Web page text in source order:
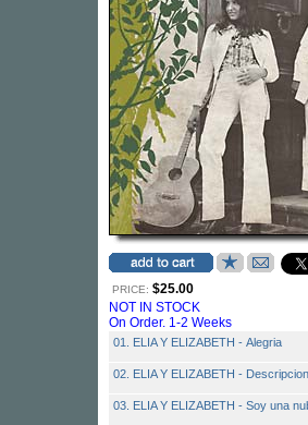
PRICE: $25.00
NOT IN STOCK
On Order. 1-2 Weeks
01. ELIA Y ELIZABETH - Alegria
02. ELIA Y ELIZABETH - Descripcion
03. ELIA Y ELIZABETH - Soy una